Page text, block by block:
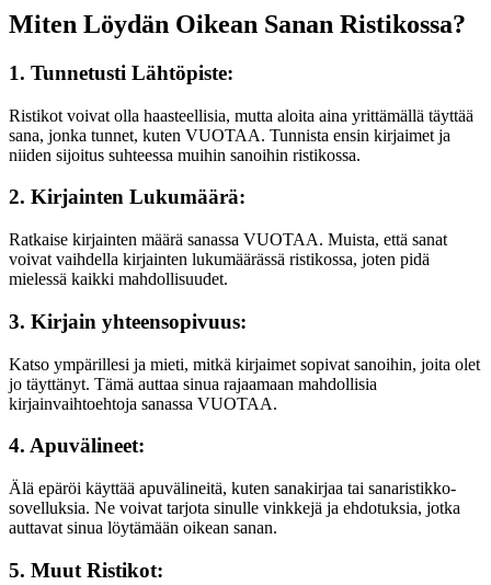
Miten Löydän Oikean Sanan Ristikossa?
1. Tunnetusti Lähtöpiste:
Ristikot voivat olla haasteellisia, mutta aloita aina yrittämällä täyttää
sana, jonka tunnet, kuten VUOTAA. Tunnista ensin kirjaimet ja
niiden sijoitus suhteessa muihin sanoihin ristikossa.
2. Kirjainten Lukumäärä:
Ratkaise kirjainten määrä sanassa VUOTAA. Muista, että sanat
voivat vaihdella kirjainten lukumäärässä ristikossa, joten pidä
mielessä kaikki mahdollisuudet.
3. Kirjain yhteensopivuus:
Katso ympärillesi ja mieti, mitkä kirjaimet sopivat sanoihin, joita olet
jo täyttänyt. Tämä auttaa sinua rajaamaan mahdollisia
kirjainvaihtoehtoja sanassa VUOTAA.
4. Apuvälineet:
Älä epäröi käyttää apuvälineitä, kuten sanakirjaa tai sanaristikko-
sovelluksia. Ne voivat tarjota sinulle vinkkejä ja ehdotuksia, jotka
auttavat sinua löytämään oikean sanan.
5. Muut Ristikot: